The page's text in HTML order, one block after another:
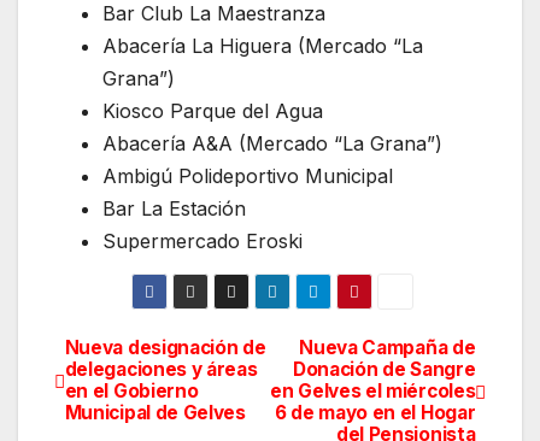
Bar Club La Maestranza
Abacería La Higuera (Mercado “La
Grana”)
Kiosco Parque del Agua
Abacería A&A (Mercado “La Grana”)
Ambigú Polideportivo Municipal
Bar La Estación
Supermercado Eroski
Navegación
de
Nueva Campaña de
Donación de Sangre
en Gelves el miércoles
6 de mayo en el Hogar
del Pensionista
Nueva designación de
delegaciones y áreas
en el Gobierno
Municipal de Gelves